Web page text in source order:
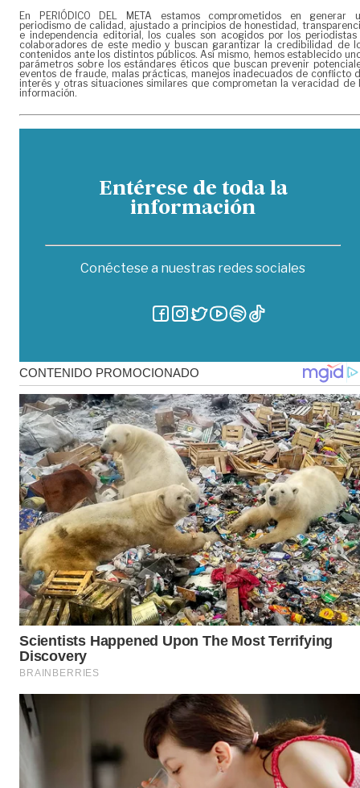
En PERIÓDICO DEL META estamos comprometidos en generar
periodismo de calidad, ajustado a principios de honestidad,
e independencia editorial, los cuales son acogidos por los periodistas
colaboradores de este medio y buscan garantizar la credibilidad de
contenidos ante los distintos públicos. Así mismo, hemos establecido
parámetros sobre los estándares éticos que buscan prevenir
eventos de fraude, malas prácticas, manejos inadecuados de conflicto
interés y otras situaciones similares que comprometan la veracidad de
información.
Entérese de toda la
información
Conéctese a nuestras redes sociales